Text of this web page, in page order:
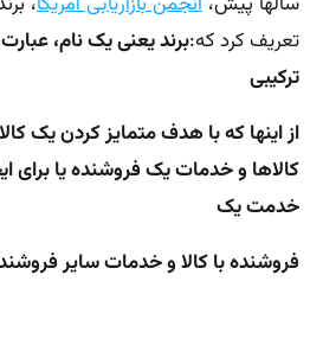
تعریف کرد که:برند یعنی یک نام،
ترکیبی
از اینها که با هدفمتمایز کردن یک
کالاها و خدمات یک فروشنده یا برای
خدمت یک
فروشنده با کالا و خدمات سایر